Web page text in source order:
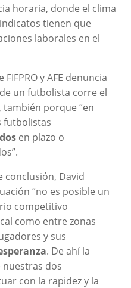
horaria, donde el clima
tienen que
laborales en el
y AFE denuncia
un futbolista corre el
también porque “en
futbolistas
en plazo o
conclusión, David
“no es posible un
competitivo
como entre zonas
y sus
. De ahí la
dos
con la rapidez y la